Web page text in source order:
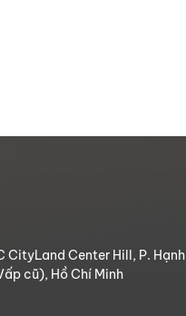
CityLand Center Hill, P. Hạnh
cũ), Hồ Chí Minh